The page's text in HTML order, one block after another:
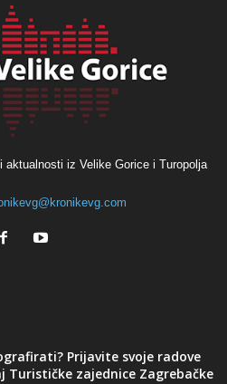
aktualnosti iz Velike Gorice i Turopolja
Prijavite svoje radove
Turističke zajednice Zagrebačke